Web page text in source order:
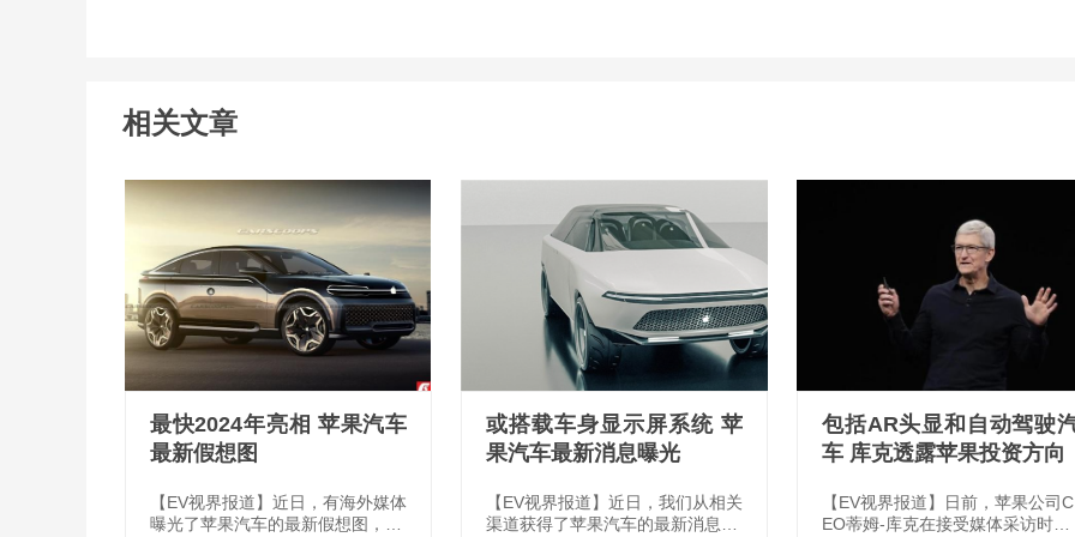
相关文章
最快2024年亮相 苹果汽车
最新假想图
【EV视界报道】近日，有海外媒体
曝光了苹果汽车的最新假想图，综
或搭载车身显示屏系统 苹
果汽车最新消息曝光
【EV视界报道】近日，我们从相关
渠道获得了苹果汽车的最新消息，
包括AR头显和自动驾驶
车 库克透露苹果投资方向
【EV视界报道】日前，苹果公司C
EO蒂姆-库克在接受媒体采访时表